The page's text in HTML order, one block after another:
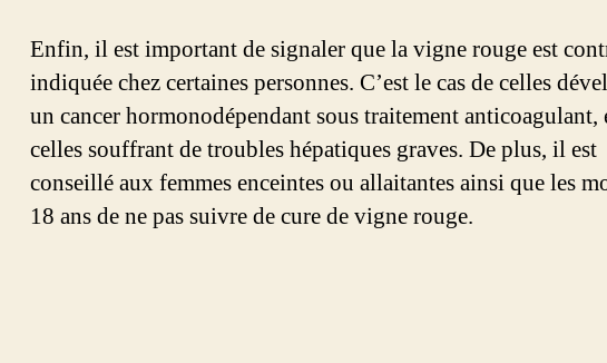
Enfin, il est important de signaler que la vigne rouge est
indiquée chez certaines personnes. C’est le cas de celles
un cancer hormonodépendant sous traitement anticoagulant,
celles souffrant de troubles hépatiques graves. De plus, il est
conseillé aux femmes enceintes ou allaitantes ainsi que les
18 ans de ne pas suivre de cure de vigne rouge.